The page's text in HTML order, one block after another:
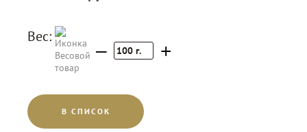
Вес:
– 100 г. +
В СПИСОК